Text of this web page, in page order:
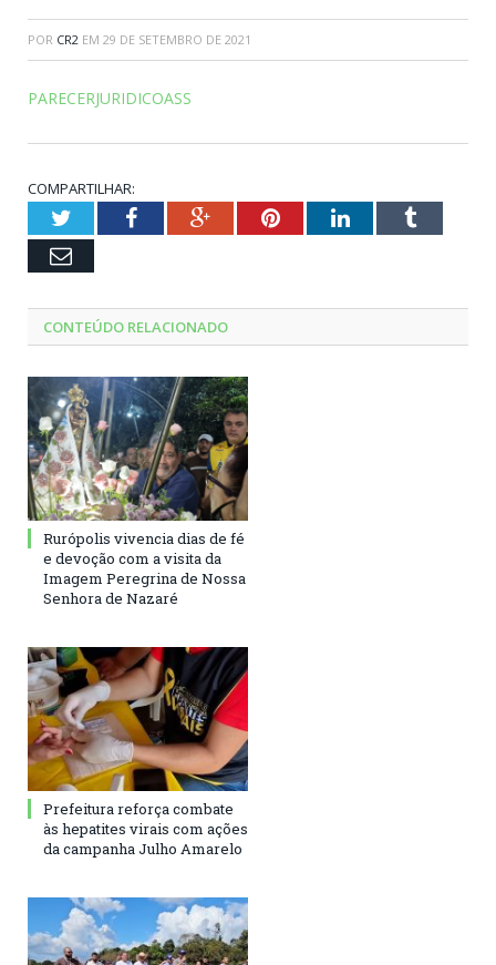
POR CR2 EM 29 DE SETEMBRO DE 2021
PARECERJURIDICOASS
COMPARTILHAR:
TwitterFacebookGoogle+PinterestLinkedInTumblr
Email
CONTEÚDO RELACIONADO
Rurópolis vivencia dias de fé
e devoção com a visita da
Imagem Peregrina de Nossa
Senhora de Nazaré
Prefeitura reforça combate
às hepatites virais com ações
da campanha Julho Amarelo